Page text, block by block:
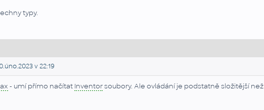
typy.
v 22:19
- umí přímo načítat Inventorsoubory. Ale ovládání je podstatně složitější než